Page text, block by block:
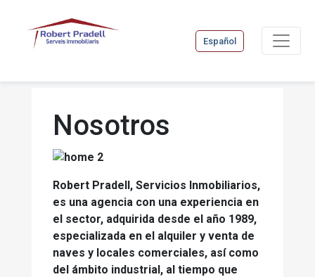
Español
Nosotros
Robert Pradell, Servicios Inmobiliarios,
es una agencia con una experiencia en
el sector, adquirida desde el año 1989,
especializada en el alquiler y venta de
naves y locales comerciales, así como
del ámbito industrial, al tiempo que